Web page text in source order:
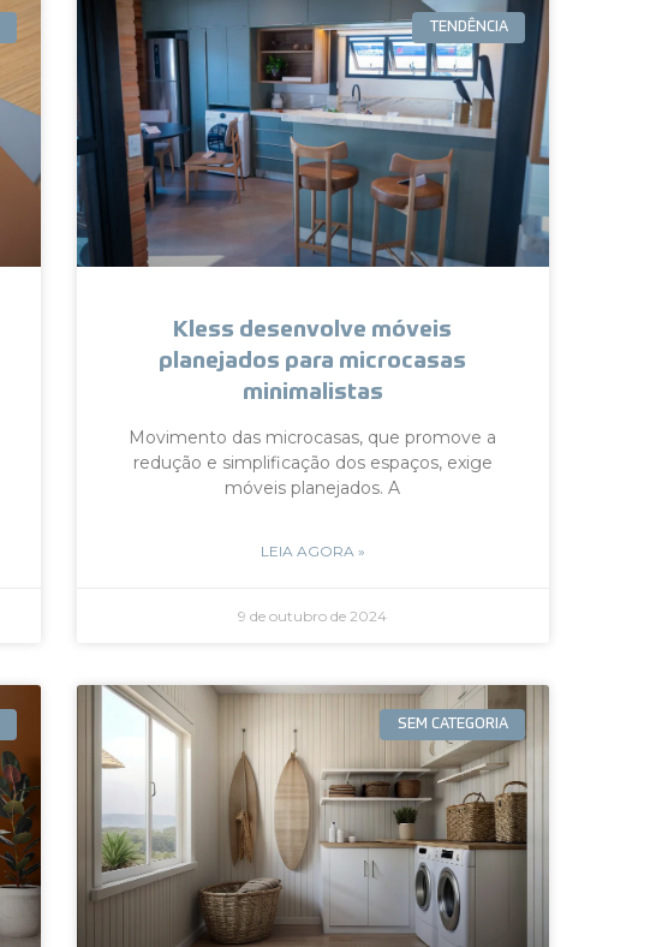
TENDÊNCIA
Kless desenvolve móveis
planejados para microcasas
minimalistas
Movimento das microcasas, que promove a
redução e simplificação dos espaços, exige
móveis planejados. A
LEIA AGORA »
9 de outubro de 2024
SEM CATEGORIA